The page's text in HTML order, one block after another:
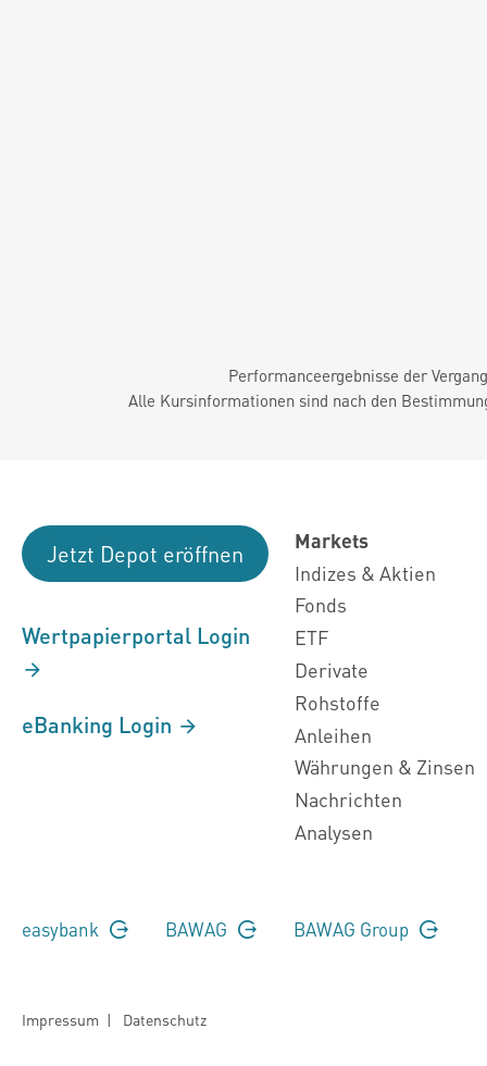
Performanceergebnisse der
Alle Kursinformationen sind nach den
Jetzt Depot eröffnen
Wertpapierportal Login
eBanking Login
Markets
Indizes & Aktien
Fonds
ETF
Derivate
Rohstoffe
Anleihen
Währungen & Zinsen
Nachrichten
Analysen
easybank BAWAG BAWAG Group
Impressum | Datenschutz